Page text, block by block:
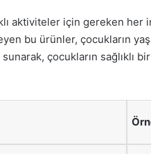
aktiviteler için gereken her
bu ürünler, çocukların
çocukların sağlıklı